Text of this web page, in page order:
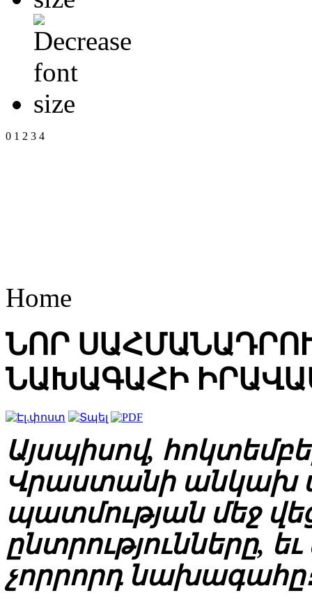
0 1 2 3 4
Home
ՆՈՐ
ՆԱԽԱԳԱՀԻ
Այսպիսով,
Վրաստանի անկախ
պատմության մեջ
ընտրությունները,
չորրորդ